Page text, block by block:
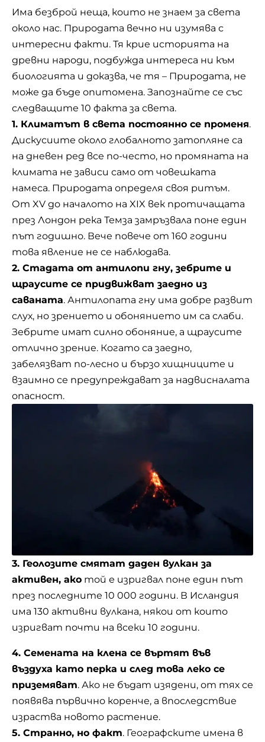
Има безброй неща, които не знаем за света
около нас. Природата вечно ни изумява с
интересни факти. Тя крие историята на
древни народи, подбужда интереса ни към
биологията и доказва, че тя – Природата, не
може да бъде опитомена. Запознайте се със
следващите 10 факта за света.
1. Климатът в света постоянно се променя.
Дискусиите около глобалното затопляне са
на дневен ред все по-често, но промяната на
климата не зависи само от човешката
намеса. Природата определя своя ритъм.
От XV до началото на XIX век протичащата
през Лондон река Темза замръзвала поне един
път годишно. Вече повече от 160 години
това явление не се наблюдава.
2. Стадата от антилопи гну, зебрите и
щраусите се придвижват заедно из
саваната. Антилопата гну има добре развит
слух, но зрението и обонянието им са слаби.
Зебрите имат силно обоняние, а щраусите
отлично зрение. Когато са заедно,
забелязват по-лесно и бързо хищниците и
взаимно се предупреждават за надвисналата
опасност.
3. Геолозите смятат даден вулкан за
активен, ако той е изригвал поне един път
през последните 10 000 години. В Исландия
има 130 активни вулкана, някои от които
изригват почти на всеки 10 години.
4. Семената на клена се въртят във
въздуха като перка и след това леко се
приземяват. Ако не бъдат изядени, от тях се
появява първично коренче, а впоследствие
израства новото растение.
5. Странно, но факт. Географските имена в